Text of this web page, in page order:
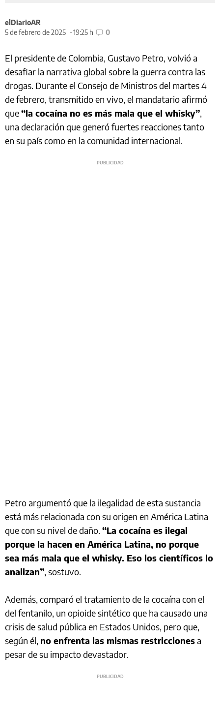
elDiarioAR
5 de febrero de 2025
19:25 h 0
El presidente de Colombia, Gustavo Petro, volvió a
desafiar la narrativa global sobre la guerra contra las
drogas. Durante el Consejo de Ministros del martes 4
de febrero, transmitido en vivo, el mandatario afirmó
que“la cocaína no es más mala que el whisky”,
una declaración que generó fuertes reacciones tanto
en su país como en la comunidad internacional.
Petro argumentó que la ilegalidad de esta sustancia
está más relacionada con su origen en América Latina
que con su nivel de daño. “La cocaína es ilegal
porque la hacen en América Latina, no porque
sea más mala que el whisky. Eso los científicos lo
analizan”, sostuvo.
Además, comparó el tratamiento de la cocaína con el
del fentanilo, un opioide sintético que ha causado una
crisis de salud pública en Estados Unidos, pero que,
según él, no enfrenta las mismas restriccionesa
pesar de su impacto devastador.